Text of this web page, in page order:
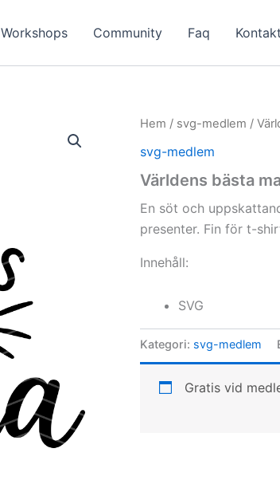
Workshops Community Faq Kontakt
Hem / svg-medlem /
svg-medlem
Världens bästa
En söt och
presenter. Fin för t-
Innehåll:
SVG
Kategori: svg-medlem
Gratis vid